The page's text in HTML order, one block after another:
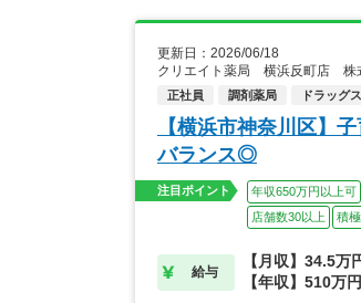
更新日：2026/06/18
クリエイト薬局 横浜反町店 株
正社員 調剤薬局 ドラッグ
【横浜市神奈川区】
バランス◎
注目ポイント 年収650万円以上可
店舗数30以上
積
給与
【月収】34.5万
【年収】510万